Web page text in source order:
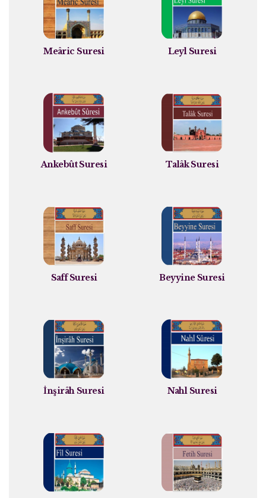
Meâric Suresi Leyl Suresi
Ankebût Suresi Talâk Suresi
Saff Suresi Beyyine Suresi
İnşirâh Suresi Nahl Suresi